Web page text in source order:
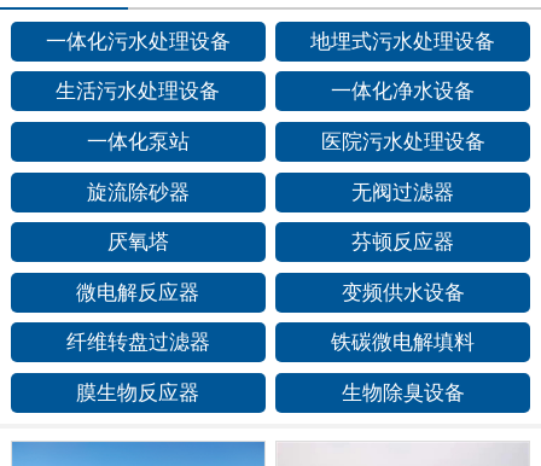
一体化污水处理设备 地埋式污水处理设备
生活污水处理设备 一体化净水设备
一体化泵站 医院污水处理设备
旋流除砂器 无阀过滤器
厌氧塔 芬顿反应器
微电解反应器 变频供水设备
纤维转盘过滤器 铁碳微电解填料
膜生物反应器 生物除臭设备